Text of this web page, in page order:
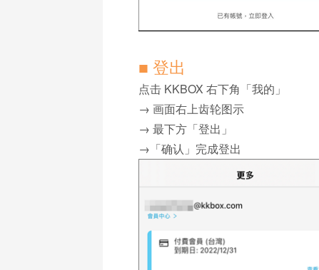
■ 登出
点击 KKBOX 右下角「我的」
→ 画面右上齿轮图示
→ 最下方「登出」
→「确认」完成登出